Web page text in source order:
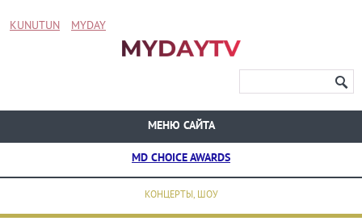
KUNUTUN MYDAY
МЕНЮ САЙТА
MD CHOICE AWARDS
КОНЦЕРТЫ, ШОУ